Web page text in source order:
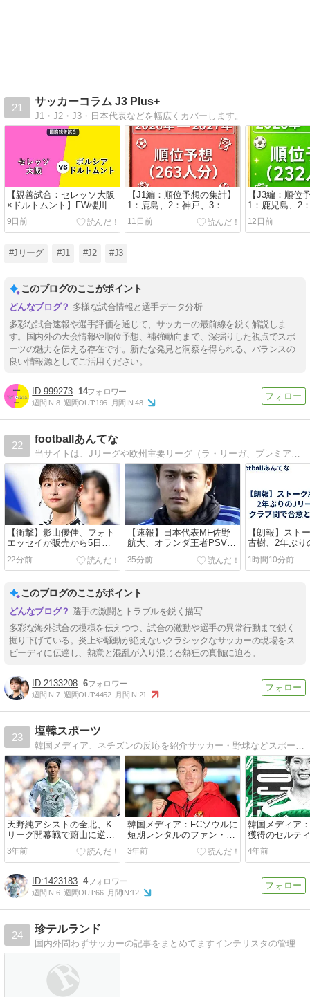
21
サッカーコラム J3 Plus+
J1・J2・J3・日本代表などを幅広くカバーします。
【親善試合：セレッソ大阪
×ドルトムント】FW櫻川ソ
ロモンが決勝点！新体制へ
の期待が膨らむ勝利
9日前
【J1編：順位予想の集計】
1：鹿島、2：神戸、3：広
島、4：町田、5：FC東京、
6：名古屋、7：川崎F、8：
G大阪、9：C大阪、10：清
千葉、20：水戸｜シンプル
11日前
【J3編：順位
1：鹿児島、2
松本、4：熊
6：栃木SC、7
相模原、9：岐
12日前
#Jリーグ #J1 #J2 #J3
このブログのここがポイント
多様な試合情報と選手データ分析
多彩な試合速報や選手評価を通じて、サッカーの最前線を鋭く解説しま
す。国内外の大会情報や順位予想、補強動向まで、深掘りした視点でスポ
ーツの魅力を伝える存在です。新たな発見と洞察を得られる、バランスの
良い情報源としてご活用ください。
999273 14
週間IN:8 週間OUT:196 月間IN:48
22
footballあんてな
当サイトは、Jリーグや欧州主要リーグ（ラ・リーガ、プレミアリーグなど）を中心に、サッカー関連ブログの新着情報や芸能情報を集約したブログ投稿型アンテナサイトです。
【衝撃】影山優佳、フォト
エッセイが販売から5日で
重版決定！
22分前
【速報】日本代表MF佐野
航大、オランダ王者PSV加
入キター、兄弟そろって凄
すぎるｗｗｗ
35分前
【朗報】スト
古樹、2年ぶり
帰か…クラブ
地報道 ！！
1時間10分前
このブログのここがポイント
選手の激闘とトラブルを鋭く描写
多彩な海外試合の模様を伝えつつ、試合の激動や選手の異常行動まで鋭く
掘り下げている。炎上や騒動が絶えないクラシックなサッカーの現場をス
ピーディに伝達し、熱意と混乱が入り混じる熱狂の真髄に迫る。
2133208 6
週間IN:7 週間OUT:4452 月間IN:21
23
塩韓スポーツ
天野純アシストの全北、K
リーグ開幕戦で蔚山に逆転
負け…「うそつき あまの」
の横断幕も
3年前
韓国メディア：FCソウルに
短期レンタルのファン・ウ
ィジョ、鹿児島キャンプで
軽快の動き
3年前
韓国メディア
獲得のセルテ
ヒョンギュと
ンの選択は？
4年前
1423183 4
週間IN:6 週間OUT:66 月間IN:12
24
珍テルランド